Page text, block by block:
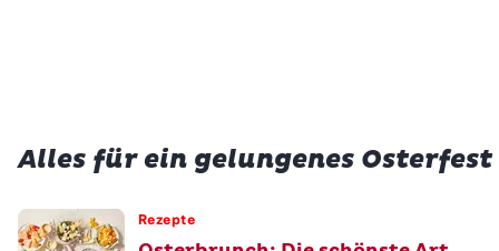
Alles für ein gelungenes Osterfest
Rezepte